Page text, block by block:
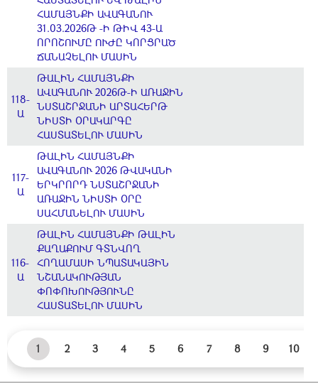
ՀԱՄԱՅՆՔԻ ԱՎԱԳԱՆՈՒ
31.03.2026Թ -Ի ԹԻՎ 43-Ա
ՈՐՈՇՈՒՄԸ ՈՒԺԸ ԿՈՐՑՐԱԾ
ՃԱՆԱՉԵԼՈՒ ՄԱՍԻՆ
118-
Ա
ԹԱԼԻՆ ՀԱՄԱՅՆՔԻ
ԱՎԱԳԱՆՈՒ 2026Թ-Ի ԱՌԱՋԻՆ
ՆՍՏԱՇՐՋԱՆԻ ԱՐՏԱՀԵՐԹ
ՆԻՍՏԻ ՕՐԱԿԱՐԳԸ
ՀԱՍՏԱՏԵԼՈՒ ՄԱՍԻՆ
117-
Ա
ԹԱԼԻՆ ՀԱՄԱՅՆՔԻ
ԱՎԱԳԱՆՈՒ 2026 ԹՎԱԿԱՆԻ
ԵՐԿՐՈՐԴ ՆՍՏԱՇՐՋԱՆԻ
ԱՌԱՋԻՆ ՆԻՍՏԻ ՕՐԸ
ՍԱՀՄԱՆԵԼՈՒ ՄԱՍԻՆ
116-
Ա
ԹԱԼԻՆ ՀԱՄԱՅՆՔԻ ԹԱԼԻՆ
ՔԱՂԱՔՈՒՄ ԳՏՆՎՈՂ
ՀՈՂԱՄԱՍԻ ՆՊԱՏԱԿԱՅԻՆ
ՆՇԱՆԱԿՈՒԹՅԱՆ
ՓՈՓՈԽՈՒԹՅՈՒՆԸ
ՀԱՍՏԱՏԵԼՈՒ ՄԱՍԻՆ
1 2 3 4 5 6 7 8 9 10